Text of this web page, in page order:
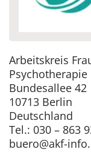
Arbeitskreis
Bundesallee 42
10713 Berlin
Deutschland
Tel.: 030 – 863
buero@akf-